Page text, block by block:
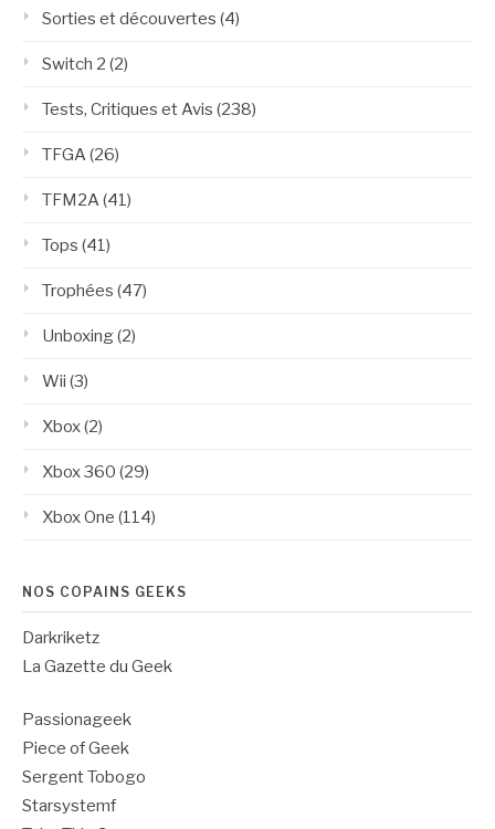
Sorties et découvertes (4)
Switch 2 (2)
Tests, Critiques et Avis (238)
TFGA(26)
TFM2A(41)
Tops (41)
Trophées (47)
Unboxing(2)
Wii (3)
Xbox(2)
Xbox 360 (29)
Xbox One (114)
NOS COPAINS GEEKS
Darkriketz
La Gazette du Geek
Passionageek
Piece of Geek
Sergent Tobogo
Starsystemf